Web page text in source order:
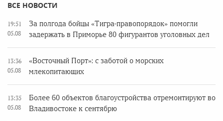
ВСЕ НОВОСТИ
19:51
05.08
За полгода бойцы «Тигра-правопорядок» помогли
задержать в Приморье 80 фигурантов уголовных дел
13:36
05.08
«Восточный Порт»: с заботой о морских
млекопитающих
13:35
05.08
Более 60 объектов благоустройства отремонтируют во
Владивостоке к сентябрю